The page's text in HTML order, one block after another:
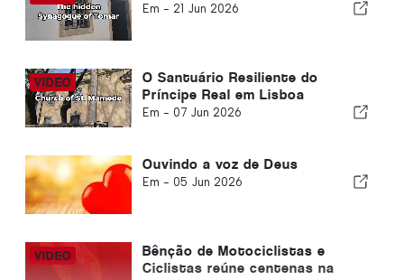
Em - 21 Jun 2026
O Santuário Resiliente do
Príncipe Real em Lisboa
Em - 07 Jun 2026
Ouvindo a voz de Deus
Em - 05 Jun 2026
Bênção de Motociclistas e
Ciclistas reúne centenas na